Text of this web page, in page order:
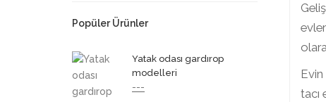
Popüler Ürünler
Yatak odası gardırop
modelleri
---
Evin
tacı